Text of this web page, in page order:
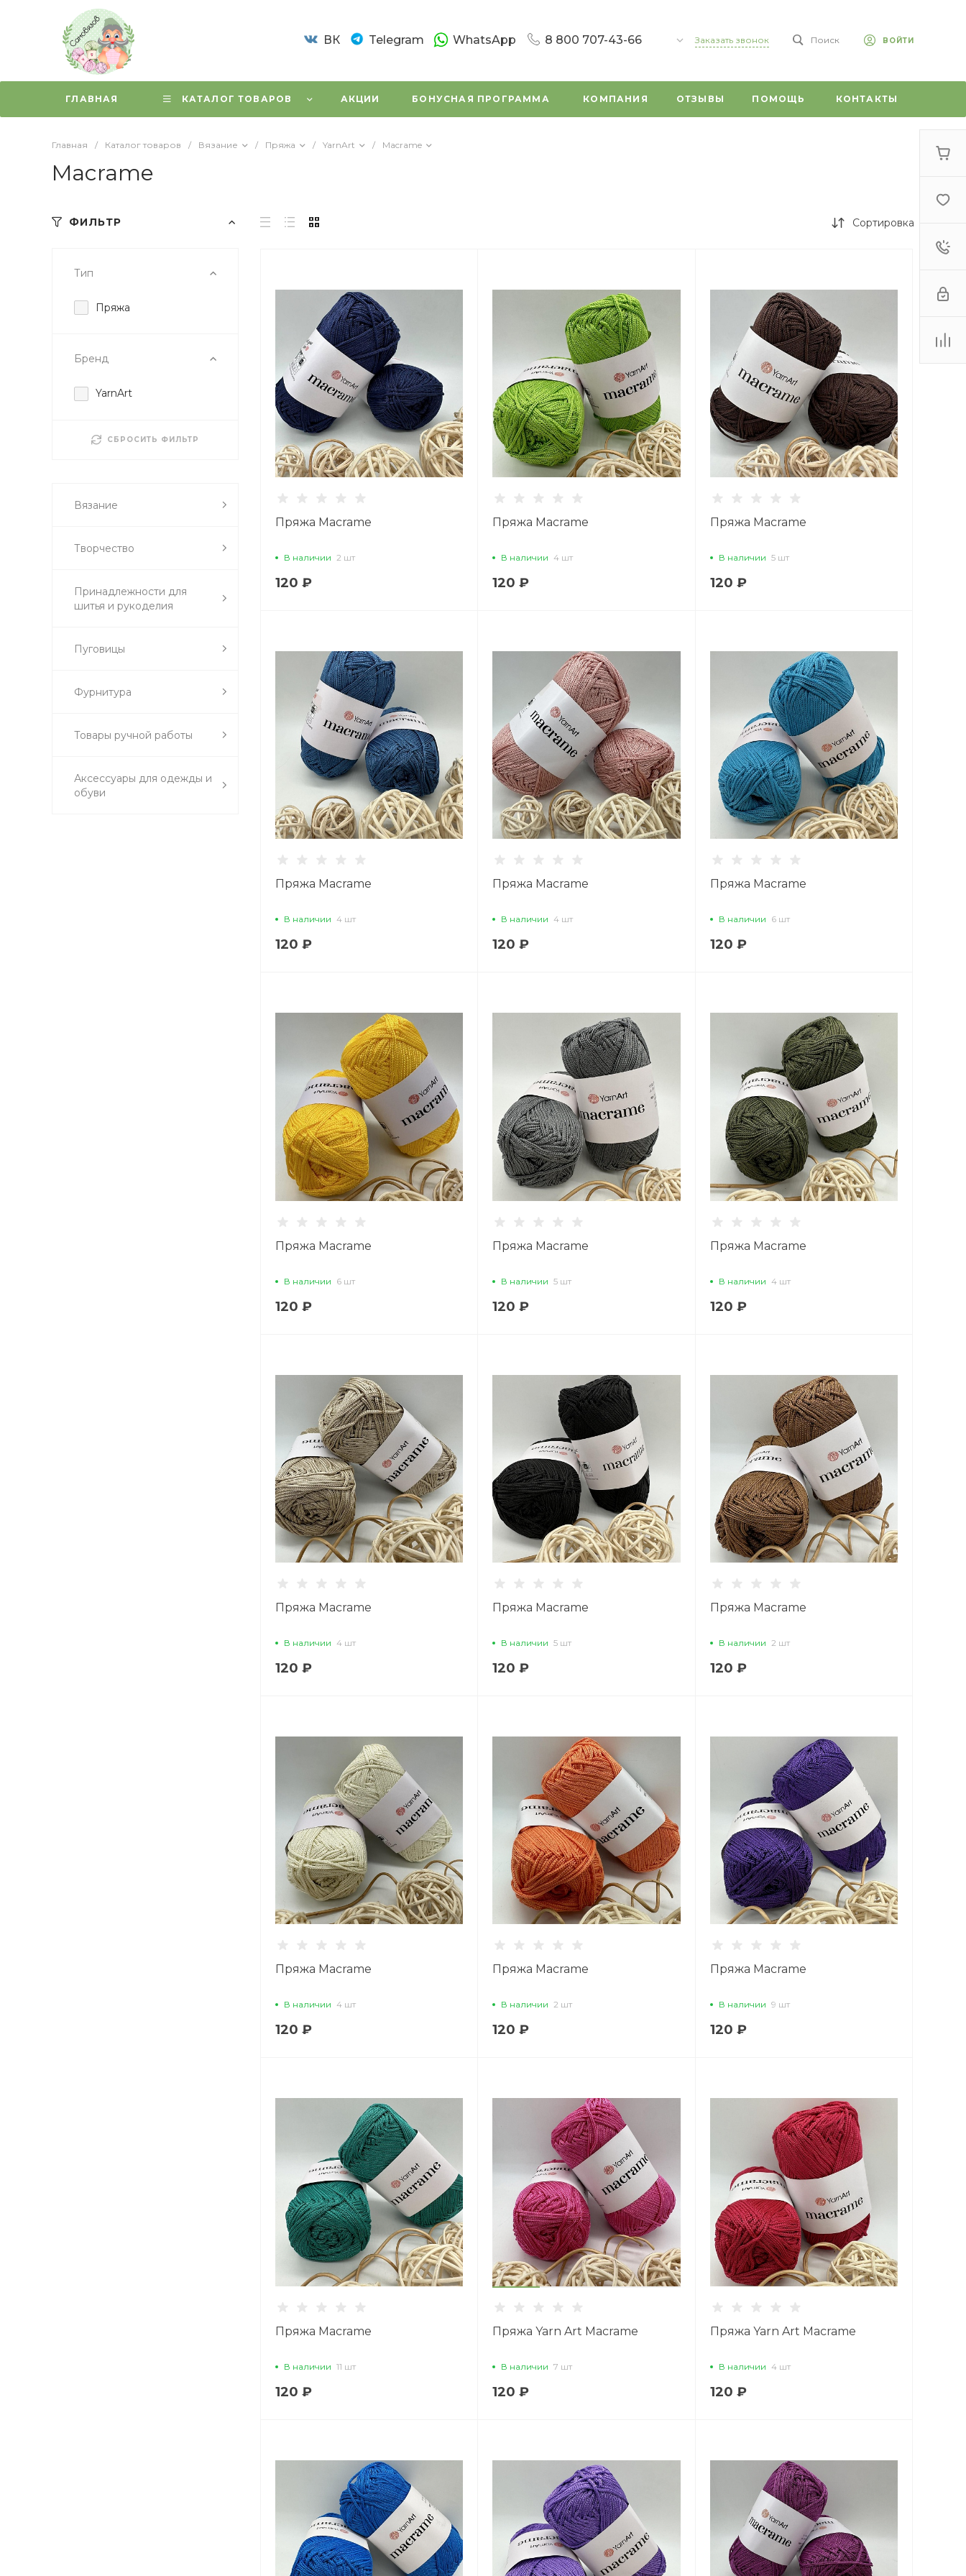
ВК Telegram WhatsApp 8 800 707-43-66
Новочеркасский пр. 59/1
Пн-Вс: 10:00 - 20:00
г. Санкт-Петербург, ул.
Маршала Tухачевского, 1
Пн-Сб: 11:00 – 19:45
Вс: 11:00–18:45
Написать в вацап
Заказать звонок Поиск ВОЙТИ
ГЛАВНАЯ КАТАЛОГ ТОВАРОВ АКЦИИ БОНУСНАЯ ПРОГРАММА КОМПАНИЯ ОТЗЫВЫ ПОМОЩЬ КОНТАКТЫ
Главная / Каталог товаров / Вязание / Пряжа / YarnArt / Macrame
Macrame
ФИЛЬТР
Тип
Пряжа
Бренд
YarnArt
СБРОСИТЬ ФИЛЬТР
Вязание
Творчество
Принадлежности для
шитья и рукоделия
Пуговицы
Фурнитура
Товары ручной работы
Аксессуары для одежды и
обуви
Сортировка
Пряжа Macrame
В наличии 2 шт
120 ₽
Пряжа Macrame
В наличии 4 шт
120 ₽
Пряжа Macrame
В наличии 5 шт
120 ₽
Пряжа Macrame
В наличии 4 шт
120 ₽
Пряжа Macrame
В наличии 4 шт
120 ₽
Пряжа Macrame
В наличии 6 шт
120 ₽
Пряжа Macrame
В наличии 6 шт
120 ₽
Пряжа Macrame
В наличии 5 шт
120 ₽
Пряжа Macrame
В наличии 4 шт
120 ₽
Пряжа Macrame
В наличии 4 шт
120 ₽
Пряжа Macrame
В наличии 5 шт
120 ₽
Пряжа Macrame
В наличии 2 шт
120 ₽
Пряжа Macrame
В наличии 4 шт
120 ₽
Пряжа Macrame
В наличии 2 шт
120 ₽
Пряжа Macrame
В наличии 9 шт
120 ₽
Пряжа Macrame
В наличии 11 шт
120 ₽
Пряжа Yarn Art Macrame
В наличии 7 шт
120 ₽
Пряжа Yarn Art Macrame
В наличии 4 шт
120 ₽